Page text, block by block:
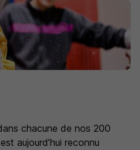
chacune de nos 200
aujourd’hui reconnu